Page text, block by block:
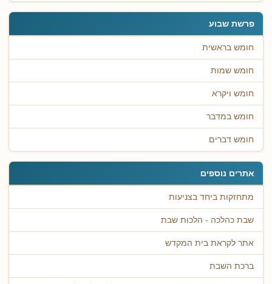
פרשת שבוע
חומש בראשית
חומש שמות
חומש ויקרא
חומש במדבר
חומש דברים
אתרים נוספים
מתחזקות ביחד בצניעות
שבת כהלכה - הלכות שבת
אתר לקראת בית המקדש
ברכת השבת